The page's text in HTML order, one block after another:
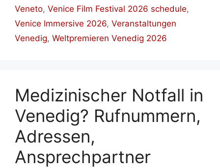
Veneto, Venice Film Festival 2026 schedule,
Venice Immersive 2026, Veranstaltungen
Venedig, Weltpremieren Venedig 2026
Medizinischer Notfall in
Venedig? Rufnummern,
Adressen,
Ansprechpartner